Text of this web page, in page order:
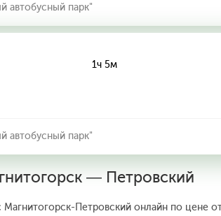
парк"
1ч 5м
парк"
— Петровский
Петровский онлайн по цене